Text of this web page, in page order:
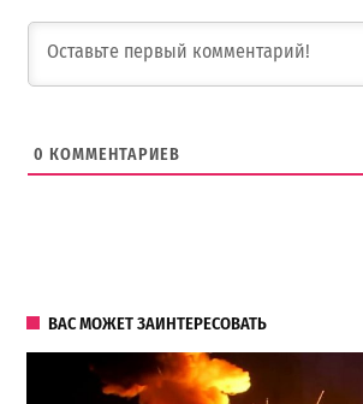
0 КОММЕНТАРИЕВ
ВАС МОЖЕТ ЗАИНТЕРЕСОВАТЬ